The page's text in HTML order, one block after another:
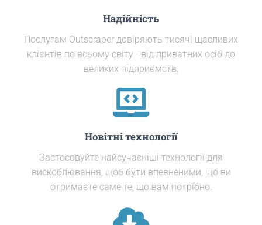
Надійність
Послугам Outscraper довіряють тисячі щасливих
клієнтів по всьому світу - від приватних осіб до
великих підприємств.
Новітні технології
Застосовуйте найсучасніші технології для
вискоблювання, щоб бути впевненими, що ви
отримаєте саме те, що вам потрібно.